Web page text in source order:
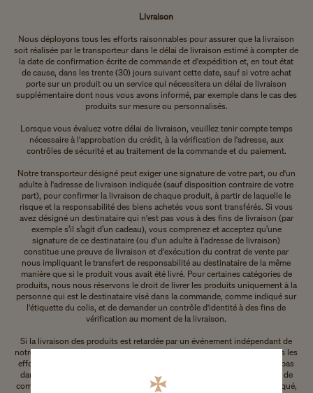
Livraison
Nous déployons tous les efforts raisonnables pour assurer que la livraison
soit réalisée par le transporteur dans le délai de livraison estimé à compter de
la date de confirmation écrite de commande et d'expédition et, en tout état
de cause, dans les trente (30) jours suivant cette date, sauf si votre achat
porte sur un produit ou un service qui nécessitera un délai de livraison
supplémentaire dont nous vous avons informé, par exemple dans le cas des
produits sur mesure ou personnalisés.
Lorsque vous évaluez votre délai de livraison, veuillez tenir compte temps
nécessaire à l'approbation du crédit, à la vérification de l'adresse, aux
contrôles de sécurité et au traitement de la commande et du paiement.
Notre transporteur désigné peut exiger une signature de votre part, ou d'un
adulte à l'adresse de livraison indiquée (sauf disposition contraire de votre
part), pour confirmer la livraison de chaque produit, à partir de laquelle le
risque et la responsabilité des biens achetés vous sont transférés. Si vous
avez désigné un destinataire qui n'est pas vous à des fins de livraison (par
exemple s’il s’agit d’un cadeau), vous comprenez et acceptez qu’une
signature de ce destinataire (ou d'un adulte à l'adresse de livraison)
constitue une preuve de livraison et d'exécution du contrat de vente par
nous impliquant le transfert de responsabilité au destinataire de la même
manière que si le produit vous avait été livré. Pour certaines catégories de
produits, nous nous réservons le droit de livrer les produits uniquement à la
personne qui est le destinataire visé dans la commande, comme indiqué sur
l'étiquette du colis, et de demander un contrôle d'identité à des fins de
vérification au moment de la livraison.
Si la livraison des produits est retardée par un événement indépendant de
notre volonté, nous vous en informerons dès que possible et ferons tous les
efforts raisonnables pour minimiser l'effet du retard. Si nous ne livrons pas
dans les trente (30) jours à compter de la date de la confirmation écrite de
commande et d'expédition ou dans tout autre délai que vous auriez indiqué,